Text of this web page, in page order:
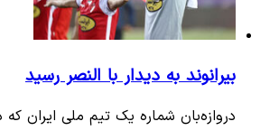
بیرانوند به دیدار با النصر رسید
دروازه‌بان شماره یک تیم ملی ایران